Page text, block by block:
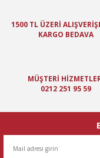
Ürün resmi kalitesiz,
Ürün bilgilerinde
Ürün fiyatı diğer
1500 TL ÜZERİ
KARGO BEDAVA
MÜŞTERİ
0212 251 95 59